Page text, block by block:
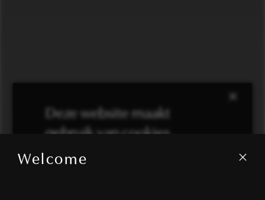
Welcome
×
Deze website maakt
gebruik van cookies.
We gebruiken cookies om inhoud en